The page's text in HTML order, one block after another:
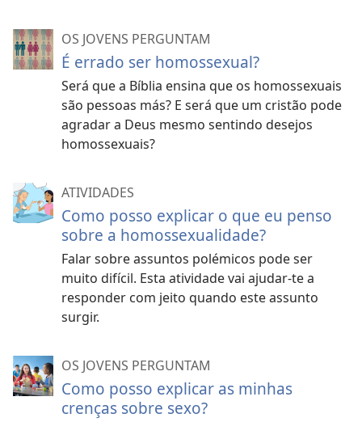
OS JOVENS PERGUNTAM
É errado ser homossexual?
Será que a Bíblia ensina que os homossexuais
são pessoas más? E será que um cristão pode
agradar a Deus mesmo sentindo desejos
homossexuais?
ATIVIDADES
Como posso explicar o que eu penso
sobre a homossexualidade?
Falar sobre assuntos polémicos pode ser
muito difícil. Esta atividade vai ajudar-te a
responder com jeito quando este assunto
surgir.
OS JOVENS PERGUNTAM
Como posso explicar as minhas
crenças sobre sexo?